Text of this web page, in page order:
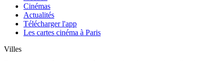
Cinémas
Actualités
Télécharger l'app
Les cartes cinéma à Paris
Villes